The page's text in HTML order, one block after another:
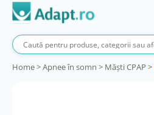
Home>Apnee în somn > Măşti CPAP >